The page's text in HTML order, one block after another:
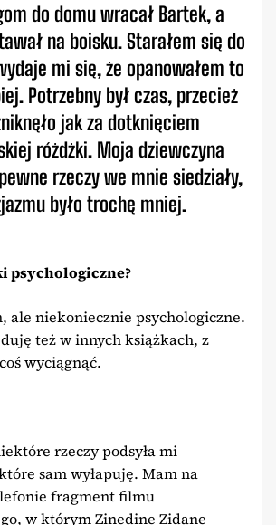
do domu wracał Bartek, a
na boisku. Starałem się do
mi się, że opanowałem to
Potrzebny był czas, przecież
jak za dotknięciem
różdżki. Moja dziewczyna
rzeczy we mnie siedziały,
było trochę mniej.
psychologiczne?
ale niekoniecznie psychologiczne.
też w innych książkach, z
wyciągnąć.
rzeczy podsyła mi
sam wyłapuję. Mam na
fragment filmu
w którym Zinedine Zidane